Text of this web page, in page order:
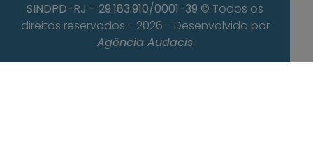
SINDPD-RJ - 29.183.910/0001-39 © Todos os
direitos reservados - 2026 - Desenvolvido por
Agência Audacis